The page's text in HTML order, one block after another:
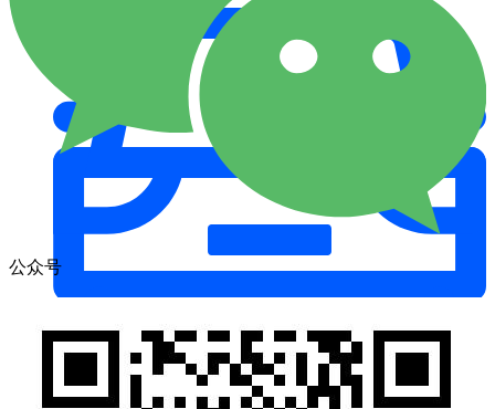
汽车零部件
公众号